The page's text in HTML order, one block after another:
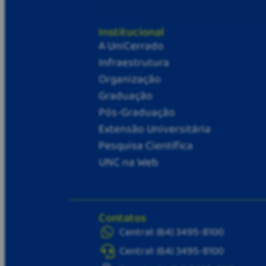
Institucional
A UniCerrado
Infraestrutura
Organização
Graduação
Pós-Graduação
Extensão Universitária
Pesquisa Científica
UNC na Web
Contatos
Central: (64) 3495-8100
Central: (64) 3495-8100